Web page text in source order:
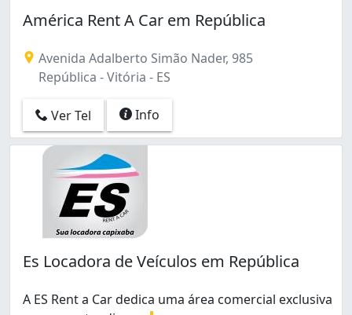
América Rent A Car em República
Avenida Adalberto Simão Nader, 985
República - Vitória - ES
Ver Tel Info
Es Locadora de Veículos em República
A ES Rent a Car dedica uma área comercial exclusiva